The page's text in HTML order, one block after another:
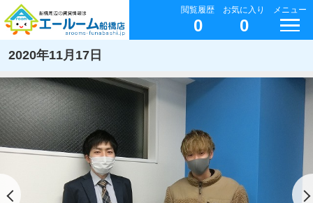
閲覧履歴
0
お気に入り
0
メニュー
2020年11月17日